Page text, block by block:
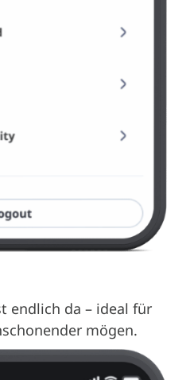
endlich da – ideal für
mögen.